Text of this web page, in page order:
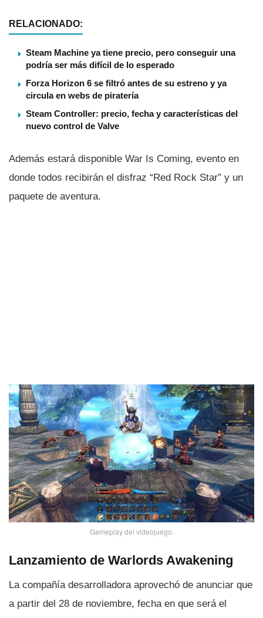
RELACIONADO:
Steam Machine ya tiene precio, pero conseguir una
podría ser más difícil de lo esperado
Forza Horizon 6 se filtró antes de su estreno y ya
circula en webs de piratería
Steam Controller: precio, fecha y características del
nuevo control de Valve
Además estará disponible War Is Coming, evento en
donde todos recibirán el disfraz “Red Rock Star” y un
paquete de aventura.
Gameplay del videojuego.
Lanzamiento de Warlords Awakening
La compañí­a desarrolladora aprovechó de anunciar que
a partir del 28 de noviembre, fecha en que será el